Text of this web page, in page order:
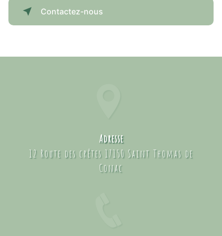
Contactez-nous
Adresse
12 Route des crêtes 17150 Saint Thomas de
Conac